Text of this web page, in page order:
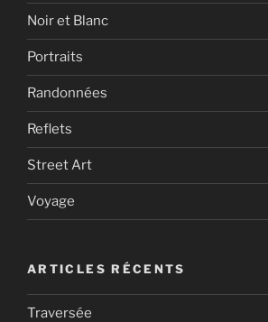
Noir et Blanc
Portraits
Randonnées
Reflets
Street Art
Voyage
ARTICLES RÉCENTS
Traversée